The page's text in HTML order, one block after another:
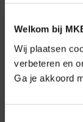
Welkom bij
Wij plaatsen
verbeteren en
Ga je akkoord
Schrijf je
Direct
Over ons